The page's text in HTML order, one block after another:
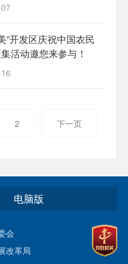
”开发区庆祝中国农民
活动邀您来参与！
2 下一页
电脑版
会
改革局